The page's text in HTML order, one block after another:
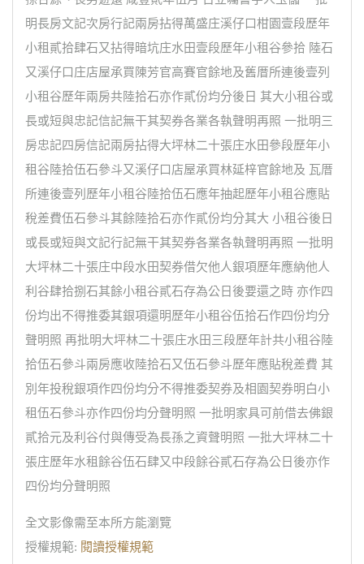
明長房文記次房行記兩房拈得萬盛庄溪仔口柑園壹段歷年
小租貳拾肆石又拈得暗坑庄水田壹段歷年小租谷參拾 陸石
又溪仔口庄店屋承買陳芳官高賽官餘地及舊厝所連後壹列
小租谷歷年兩房共陸拾石亦作貳份均分後日 其大小租谷或
長或短與忠記信記無干其契券各業各執聲明再照 一批明三
房忠記四房信記兩房拈得大坪林二十張庄水田參段歷年小
租谷陸拾伍石參斗又溪仔口店屋承買林延梓官餘地及 瓦厝
所連後壹列歷年小租谷陸拾伍石應年抽起歷年小租谷應貼
稅差費伍石參斗其餘陸拾石亦作貳份均分其大 小租谷後日
或長或短與文記行記無干其契券各業各執聲明再照 一批明
大坪林二十張庄中段水田契券借欠他人銀項歷年應納他人
利谷肆拾捌石其餘小租谷貳石存為公日後要還之時 亦作四
份均出不得推委其銀項還明歷年小租谷伍拾石作四份均分
聲明照 再批明大坪林二十張庄水田三段歷年計共小租谷陸
拾伍石參斗兩房應收陸拾石又伍石參斗歷年應貼稅差費 其
別年投稅銀項作四份均分不得推委契券及相園契券明白小
租伍石參斗亦作四份均分聲明照 一批明家具可前借去佛銀
貳拾元及利谷付與傳受為長孫之資聲明照 一批大坪林二十
張庄歷年水租餘谷伍石肆又中段餘谷貳石存為公日後亦作
四份均分聲明照
全文影像需至本所方能瀏覽
授權規範: 閱讀授權規範